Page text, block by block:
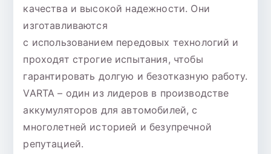
качества и высокой надежности. Они
изготавливаются
с использованием передовых технологий и
проходят строгие испытания, чтобы
гарантировать долгую и безотказную работу.
VARTA – один из лидеров в производстве
аккумуляторов для автомобилей, с
многолетней историей и безупречной
репутацией.